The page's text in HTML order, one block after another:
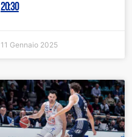
20:30
11 Gennaio 2025